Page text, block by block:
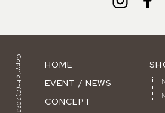
HOME
EVENT / NEWS
CONCEPT